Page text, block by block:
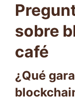
sobre
café
¿Qué